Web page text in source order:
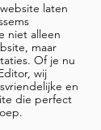
laten
niet alleen
maar
Of je nu
wij
en
die perfect